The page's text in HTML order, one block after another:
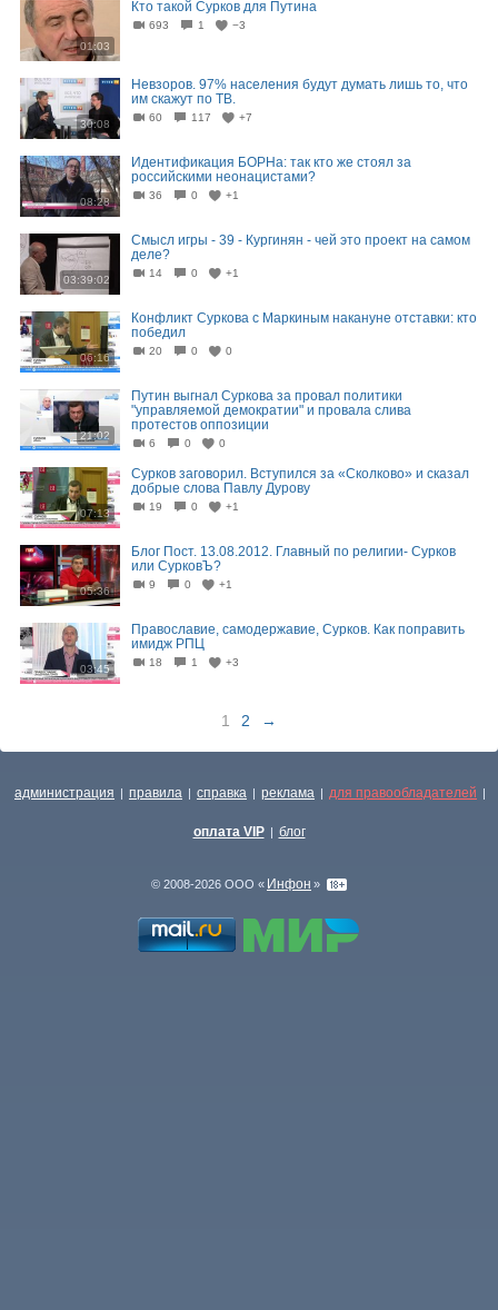
01:03
Кто такой Сурков для Путина
693 1 −3
30:08
Невзоров. 97% населения будут думать лишь то, что
им скажут по ТВ.
60 117 +7
08:28
Идентификация БОРНа: так кто же стоял за
российскими неонацистами?
36 0 +1
03:39:02
Смысл игры - 39 - Кургинян - чей это проект на самом
деле?
14 0 +1
06:16
Конфликт Суркова с Маркиным накануне отставки: кто
победил
20 0 0
21:02
Путин выгнал Суркова за провал политики
"управляемой демократии" и провала слива
протестов оппозиции
6 0 0
07:13
Сурков заговорил. Вступился за «Сколково» и сказал
добрые слова Павлу Дурову
19 0 +1
05:36
Блог Пост. 13.08.2012. Главный по религии- Сурков
или СурковЪ?
9 0 +1
03:45
Православие, самодержавие, Сурков. Как поправить
имидж РПЦ
18 1 +3
1 2 →
администрация | правила | справка | реклама | для правообладателей |
оплата VIP | блог
© 2008-2026 ООО « Инфон »